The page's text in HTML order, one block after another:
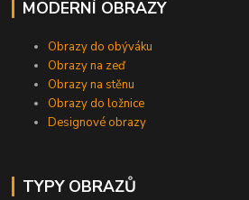
MODERNÍ OBRAZY
Obrazy do obýváku
Obrazy na zeď
Obrazy na stěnu
Obrazy do ložnice
Designové obrazy
TYPY OBRAZŮ